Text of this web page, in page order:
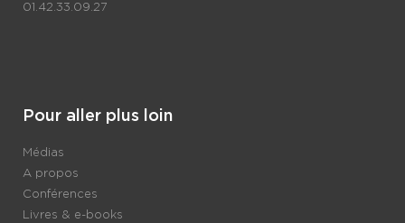
01.42.33.09.27
Pour aller plus loin
Médias
A propos
Conférences
Livres & e-books